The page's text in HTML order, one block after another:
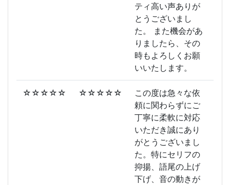
ティ高い声ありが
とうございまし
た。 また機会があ
りましたら、その
時もよろしくお願
いいたします。
☆☆☆☆☆ ☆☆☆☆☆
この度は急々な依
頼に関わらずにご
丁寧に柔軟に対応
いただき誠にあり
がとうございまし
た。特にセリフの
抑揚、語尾の上げ
下げ、音の動きが